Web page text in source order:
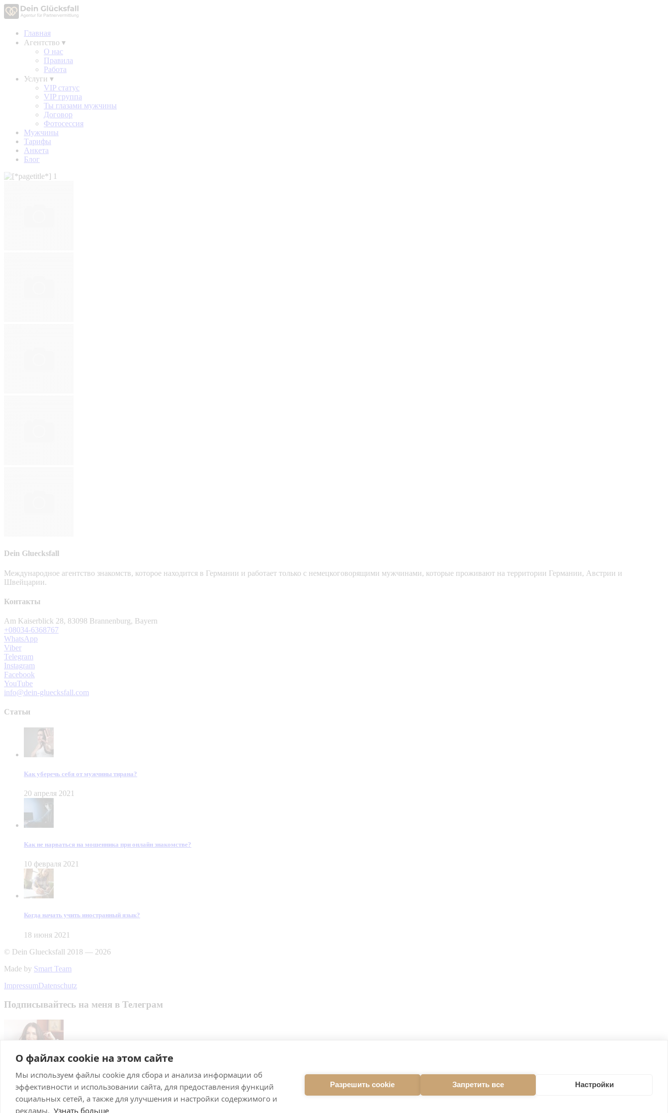
О файлах cookie на этом сайте
Мы используем файлы cookie для сбора и анализа информации об
эффективности и использовании сайта, для предоставления функций
социальных сетей, а также для улучшения и настройки содержимого и
рекламы. Узнать больше
Разрешить cookie Запретить все Настройки
Главная
Агентство ▾
О нас
Правила
Работа
Услуги ▾
VIP статус
VIP группа
Ты глазами мужчины
Договор
Фотосессия
Мужчины
Тарифы
Анкета
Блог
Dein Gluecksfall
Международное агентство знакомств, которое находится в Германии и работает только с немецкоговорящими мужчинами, которые проживают на территории Германии, Австрии и
Швейцарии.
Контакты
Am Kaiserblick 28, 83098 Brannenburg, Bayern
+08034-6368767
WhatsApp
Viber
Telegram
Instagram
Facebook
YouTube
info@dein-gluecksfall.com
Статьи
Как уберечь себя от мужчины тирана?
20 апреля 2021
Как не нарваться на мошенника при онлайн знакомстве?
10 февраля 2021
Когда начать учить иностранный язык?
18 июня 2021
© Dein Gluecksfall 2018 — 2026
Made by Smart Team
ImpressumDatenschutz
Подписывайтесь на меня в Телеграм
Подписаться
Брачное агентство в Германии